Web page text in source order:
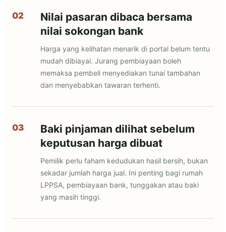
Nilai pasaran dibaca bersama
nilai sokongan bank
Harga yang kelihatan menarik di portal belum tentu
mudah dibiayai. Jurang pembiayaan boleh
memaksa pembeli menyediakan tunai tambahan
dan menyebabkan tawaran terhenti.
Baki pinjaman dilihat sebelum
keputusan harga dibuat
Pemilik perlu faham kedudukan hasil bersih, bukan
sekadar jumlah harga jual. Ini penting bagi rumah
LPPSA, pembiayaan bank, tunggakan atau baki
yang masih tinggi.